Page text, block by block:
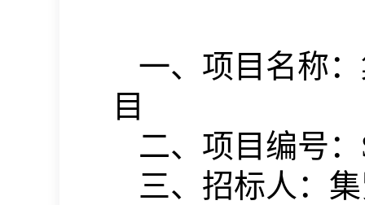
一、 项目名称：
目
二、项目编号：
三、招标人：